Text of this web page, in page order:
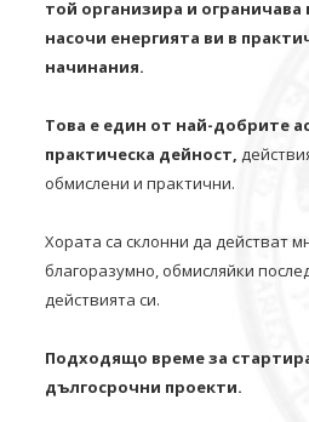
той организира и
насочи енергията ви в
начинания.
Това е един от най-добрите
практическа дейност,
обмислени и практични.
Хората са склонни да действат
благоразумно, обмисляйки
действията си.
Подходящо време за
дългосрочни проекти.